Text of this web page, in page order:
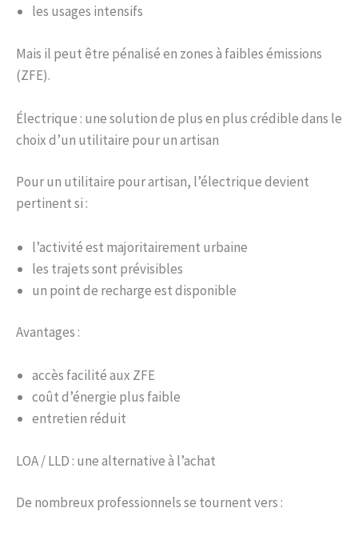
les usages intensifs
Mais il peut être pénalisé en zones à faibles émissions
(ZFE).
Électrique : une solution de plus en plus crédible dans le
choix d’un utilitaire pour un artisan
Pour un utilitaire pour artisan, l’électrique devient
pertinent si :
l’activité est majoritairement urbaine
les trajets sont prévisibles
un point de recharge est disponible
Avantages :
accès facilité aux ZFE
coût d’énergie plus faible
entretien réduit
LOA / LLD : une alternative à l’achat
De nombreux professionnels se tournent vers :